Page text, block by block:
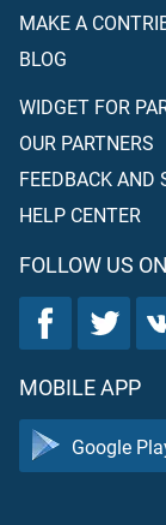
MAKE A
BLOG
WIDGET FOR
OUR PARTNERS
FEEDBACK AND
HELP CENTER
FOLLOW US
MOBILE APP
Google